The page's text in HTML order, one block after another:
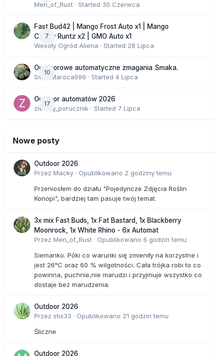
Men_of_Rust · Started 30 Czerwca
7
Fast Bud42 | Mango Frost Auto x1 | Mango
Cherry Runtz x2 | GMO Auto x1
Wesoły Ogród Aliena · Started 28 Lipca
10
Outdoorowe automatyczne zmagania Smaka.
SmakMaroca999 · Started 4 Lipca
17
Outdoor automatów 2026
zielony_porucznik · Started 7 Lipca
Nowe posty
Outdoor 2026
Przez Macky · Opublikowano 2 godziny temu
Przeniosłem do działu "Pojedyncze Zdjęcia Roślin
Konopi", bardziej tam pasuje twój temat.
3x mix Fast Buds, 1x Fat Bastard, 1x Blackberry
Moonrock, 1x White Rhino - 6x Automat
Przez Men_of_Rust · Opublikowano 6 godzin temu
Siemanko. Póki co warunki się zmieniły na korzystne i
jest 26°C oraz 60 % wilgotności. Cała trójka robi to co
powinna, puchnie,nie marudzi i przyjmuje wszystko co
dostaje bez marudzenia.
Outdoor 2026
Przez stix33 · Opublikowano 21 godzin temu
Śliczne
Outdoor 2026